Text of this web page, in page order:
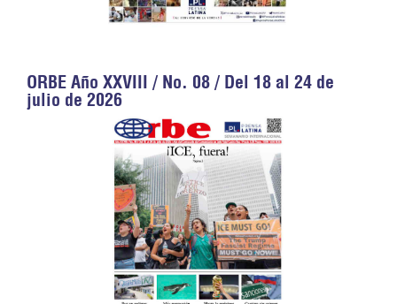
ORBE Año XXVIII / No. 08 / Del 18 al 24 de
julio de 2026